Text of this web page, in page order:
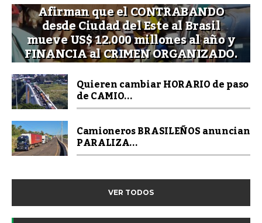
Afirman que el CONTRABANDO
desde Ciudad del Este al Brasil
mueve US$ 12.000 millones al año y
FINANCIA al CRIMEN ORGANIZADO.
Quieren cambiar HORARIO de paso
de CAMIO...
Camioneros BRASILEÑOS anuncian
PARALIZA...
VER TODOS